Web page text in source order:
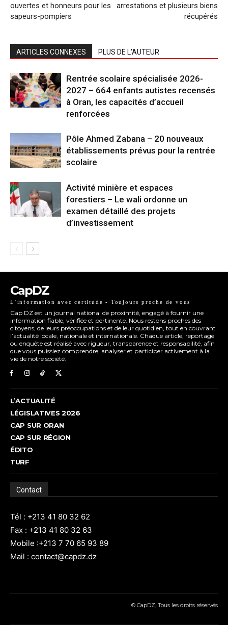
ouvertes et honneurs pour les
sapeurs-pompiers
arrestations et plusieurs biens
récupérés
ARTICLES CONNEXES PLUS DE L'AUTEUR
Rentrée scolaire spécialisée 2026-
2027 – 664 enfants autistes recensés
à Oran, les capacités d’accueil
renforcées
Pôle Ahmed Zabana – 20 nouveaux
établissements prévus pour la rentrée
scolaire
Activité minière et espaces
forestiers – Le wali ordonne un
examen détaillé des projets
d’investissement
CapDZ
L’information avec certitude - Toujours proche de vous
Cap DZ est un journal national de proximité, engagé à fournir une
information fiable, vérifiée et pertinente. Nous restons proches des
citoyens, de leurs préoccupations et de leur quotidien, tout en couvrant
l’actualité locale, nationale et internationale. Chaque article, reportage
ou enquête est réalisé avec rigueur, transparence et responsabilité, afin
que vous puissiez comprendre, analyser et participer activement à la
vie de notre société.
L’ACTUALITÉ
LÉGISLATIVES 2026
CAP SUR ORAN
CAP SUR RÉGION
ÉDITO
TURF
Contact
Tél : +213 41 80 32 62
Fax : +213 41 80 32 63
Mobile :+213 7 70 65 93 89
Mail : contact@capdz.dz
© CapDZ, Tous les droits réservés